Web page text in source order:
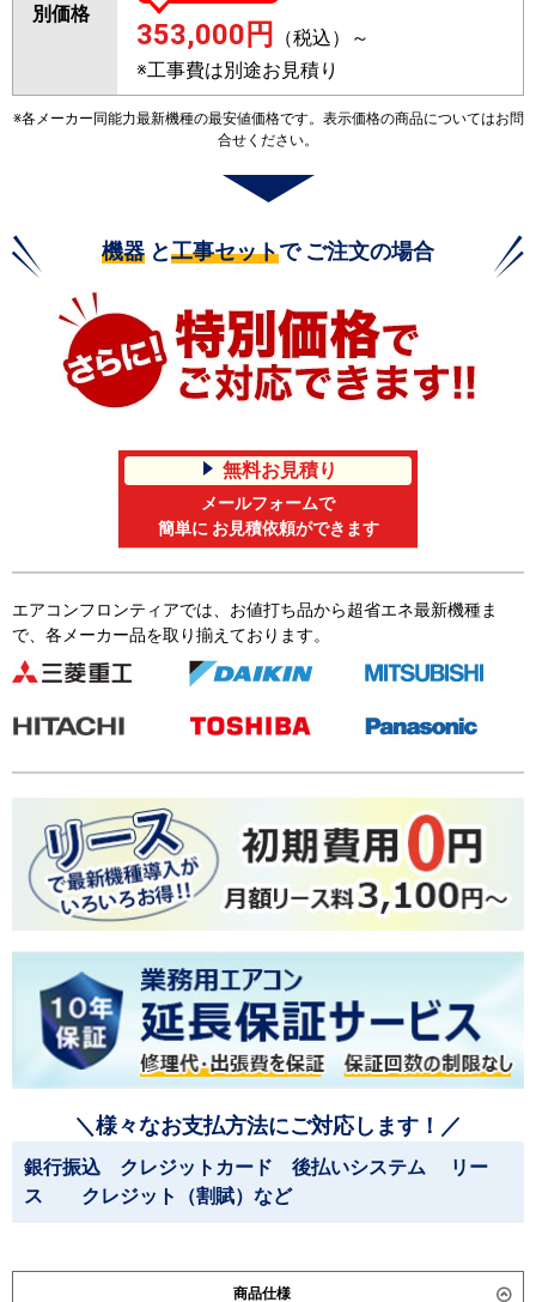
別価格
353,000 円
（税込）～
※工事費は別途お見積り
※各メーカー同能力最新機種の最安値価格です。表示価格の商品についてはお問
合せください。
機器 と工事セットで ご注文の場合
無料お見積り
メールフォームで
簡単に お見積依頼ができます
エアコンフロンティアでは、お値打ち品から超省エネ最新機種ま
で、各メーカー品を取り揃えております。
＼様々なお支払方法にご対応します！／
銀行振込 クレジットカード 後払いシステム リー
ス クレジット（割賦）など
商品仕様